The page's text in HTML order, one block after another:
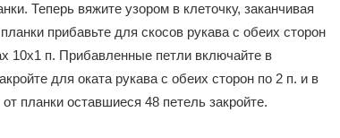
Теперь вяжите узором в клеточку, заканчивая
прибавьте для скосов рукава с обеих сторон
10х1 п. Прибавленные петли включайте в
для оката рукава с обеих сторон по 2 п. и в
планки оставшиеся 48 петель закройте.